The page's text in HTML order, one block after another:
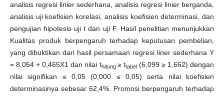
analisis regresi linier sederhana, analisis regresi linier berganda,
analisis uji koefisien korelasi, analisis koefisien determinasi, dan
pengujian hipotesis uji t dan uji F. Hasil penelitian menunjukkan
Kualitas produk berpengaruh terhadap keputusan pembelian,
yang dibuktikan dari hasil persamaan regresi liner sederhana Y
= 8,054 + 0,465X1 dan nilai thitung ≥ ttabel(6,099 ≥ 1,662) dengan
nilai signifikan ≤ 0,05 (0,000 ≤ 0,05) serta nilai koefisien
determinasinya sebesar 62,4%. Promosi berpengaruh terhadap